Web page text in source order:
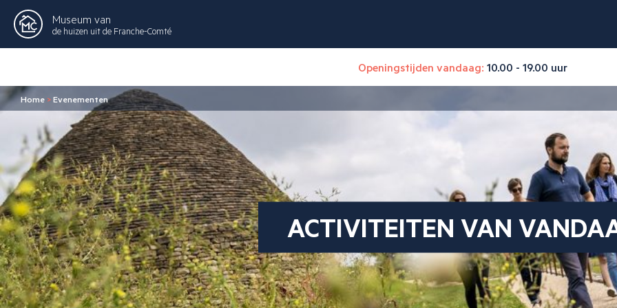
Museum van
de huizen uit de Franche-Comté
Openingstijden vandaag: 10.00 - 19.00 uur
Home >Evenementen
ACTIVITEITEN VAN